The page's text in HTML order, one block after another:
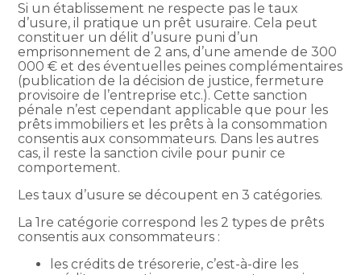
Si un établissement ne respecte pas le taux
d’usure, il pratique un prêt usuraire. Cela peut
constituer un délit d’usure puni d’un
emprisonnement de 2 ans, d’une amende de 300
000 € et des éventuelles peines complémentaires
(publication de la décision de justice, fermeture
provisoire de l’entreprise etc.). Cette sanction
pénale n’est cependant applicable que pour les
prêts immobiliers et les prêts à la consommation
consentis aux consommateurs. Dans les autres
cas, il reste la sanction civile pour punir ce
comportement.
Les taux d’usure se découpent en 3 catégories.
La 1re catégorie correspond les 2 types de prêts
consentis aux consommateurs :
les crédits de trésorerie, c’est-à-dire les